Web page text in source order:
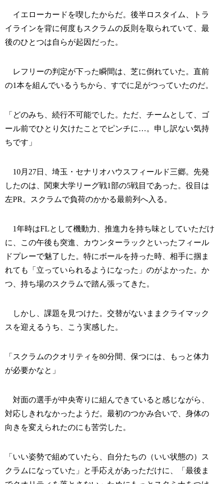
イエローカードを喫したからだ。後半ロスタイム、トラ
イラインを背に何度もスクラムの反則を取られていて、最
後のひとつは自らが起因だった。
レフリーの判定が下った瞬間は、芝に倒れていた。直前
の1本を組んでいるうちから、すでに足がつっていたのだ。
「どのみち、続行不可能でした。ただ、チームとして、ゴ
ール前でひとり欠けたことでピンチに…。申し訳ない気持
ちです」
10月27日、埼玉・セナリオハウスフィールド三郷。先発
したのは、関東大学リーグ戦1部の5戦目であった。役目は
左PR。スクラムで負荷のかかる最前列へ入る。
1年時はFLとして機動力、推進力を持ち味としていただけ
に、この午後も突進、カウンターラックといったフィール
ドプレーで魅了した。特にボールを持った時、相手に掴ま
れても「立っていられるようになった」のがよかった。か
つ、持ち場のスクラムで踏ん張ってきた。
しかし、課題を見つけた。交替がないままクライマック
スを迎えるうち、こう実感した。
「スクラムのクオリティを80分間、保つには、もっと体力
が必要かなと」
対面の選手が中央寄りに組んできていると感じながら、
対応しきれなかったようだ。最初のつかみ合いで、身体の
向きを変えられたのにも苦労した。
「いい姿勢で組めていたら、自分たちの（いい状態の）ス
クラムになっていた」と手応えがあっただけに、「最後ま